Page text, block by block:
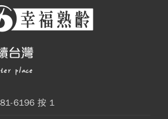
6196 按 1